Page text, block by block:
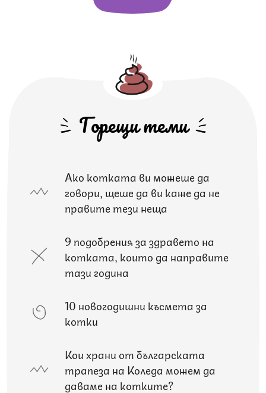
Горещи теми
Ако котката ви можеше да
говори, щеше да ви каже да не
правите тези неща
9 подобрения за здравето на
котката, които да направите
тази година
10 новогодишни късмета за
котки
Кои храни от българската
трапеза на Коледа можем да
даваме на котките?